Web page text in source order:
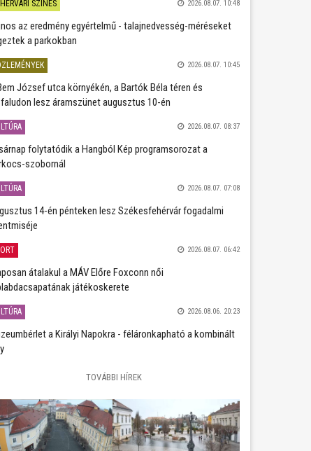
SZÍNES 2026.08.07. 10:48
az eredmény egyértelmű - talajnedvesség-méréseket
a parkokban
2026.08.07. 10:45
József utca környékén, a Bartók Béla téren és
lesz áramszünet augusztus 10-én
2026.08.07. 08:37
folytatódik a Hangból Kép programsorozat a
szobornál
2026.08.07. 07:08
14-én pénteken lesz Székesfehérvár fogadalmi
2026.08.07. 06:42
átalakul a MÁV Előre Foxconn női
játékoskerete
2026.08.06. 20:23
a Királyi Napokra - féláronkapható a kombinált
TOVÁBBI HÍREK